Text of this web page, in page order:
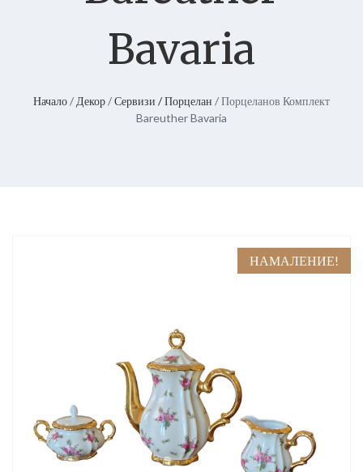
Bavaria
Начало/ Декор/Сервизи / Порцелан / Порцеланов Комплект
Bareuther Bavaria
НАМАЛЕНИЕ!